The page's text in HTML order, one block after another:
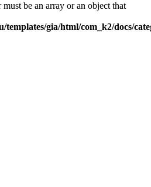
must be an array or an object that
templates/gia/html/com_k2/docs/